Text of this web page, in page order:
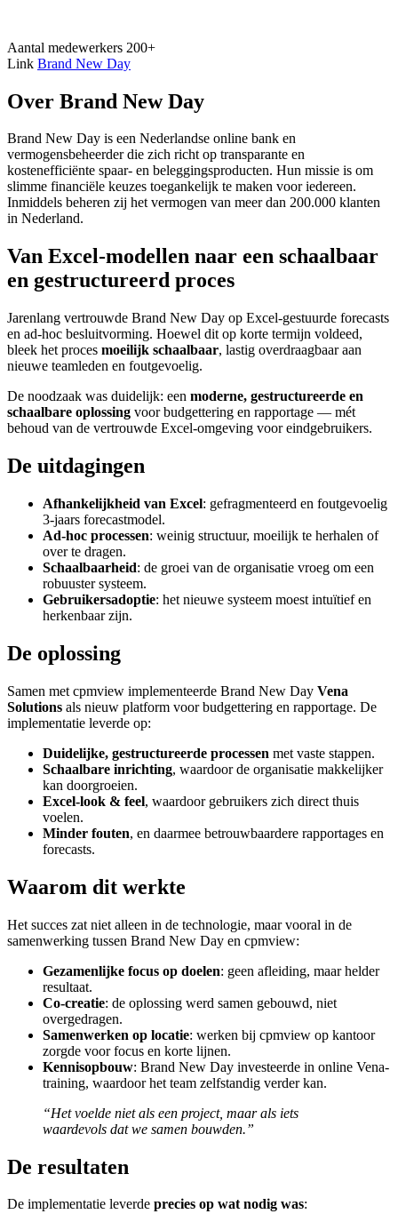
Aantal medewerkers 200+
Link Brand New Day
Over Brand New Day
Brand New Day is een Nederlandse online bank en
vermogensbeheerder die zich richt op transparante en
kostenefficiënte spaar- en beleggingsproducten. Hun missie is om
slimme financiële keuzes toegankelijk te maken voor iedereen.
Inmiddels beheren zij het vermogen van meer dan 200.000 klanten
in Nederland.
Van Excel-modellen naar een schaalbaar
en gestructureerd proces
Jarenlang vertrouwde Brand New Day op Excel-gestuurde forecasts
en ad-hoc besluitvorming. Hoewel dit op korte termijn voldeed,
bleek het proces moeilijk schaalbaar, lastig overdraagbaar aan
nieuwe teamleden en foutgevoelig.
De noodzaak was duidelijk: een moderne, gestructureerde en
schaalbare oplossing voor budgettering en rapportage — mét
behoud van de vertrouwde Excel-omgeving voor eindgebruikers.
De uitdagingen
Afhankelijkheid van Excel: gefragmenteerd en foutgevoelig
3-jaars forecastmodel.
Ad-hoc processen: weinig structuur, moeilijk te herhalen of
over te dragen.
Schaalbaarheid: de groei van de organisatie vroeg om een
robuuster systeem.
Gebruikersadoptie: het nieuwe systeem moest intuïtief en
herkenbaar zijn.
De oplossing
Samen met cpmview implementeerde Brand New Day Vena
Solutions als nieuw platform voor budgettering en rapportage. De
implementatie leverde op:
Duidelijke, gestructureerde processen met vaste stappen.
Schaalbare inrichting, waardoor de organisatie makkelijker
kan doorgroeien.
Excel-look & feel, waardoor gebruikers zich direct thuis
voelen.
Minder fouten, en daarmee betrouwbaardere rapportages en
forecasts.
Waarom dit werkte
Het succes zat niet alleen in de technologie, maar vooral in de
samenwerking tussen Brand New Day en cpmview:
Gezamenlijke focus op doelen: geen afleiding, maar helder
resultaat.
Co-creatie: de oplossing werd samen gebouwd, niet
overgedragen.
Samenwerken op locatie: werken bij cpmview op kantoor
zorgde voor focus en korte lijnen.
Kennisopbouw: Brand New Day investeerde in online Vena-
training, waardoor het team zelfstandig verder kan.
“Het voelde niet als een project, maar als iets
waardevols dat we samen bouwden.”
De resultaten
De implementatie leverde precies op wat nodig was: